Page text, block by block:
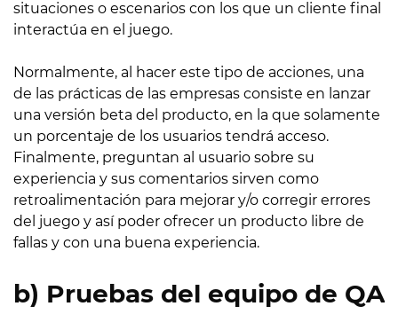
situaciones o escenarios con los que un cliente final
interactúa en el juego.
Normalmente, al hacer este tipo de acciones, una
de las prácticas de las empresas consiste en lanzar
una versión beta del producto, en la que solamente
un porcentaje de los usuarios tendrá acceso.
Finalmente, preguntan al usuario sobre su
experiencia y sus comentarios sirven como
retroalimentación para mejorar y/o corregir errores
del juego y así poder ofrecer un producto libre de
fallas y con una buena experiencia.
b) Pruebas del equipo de QA